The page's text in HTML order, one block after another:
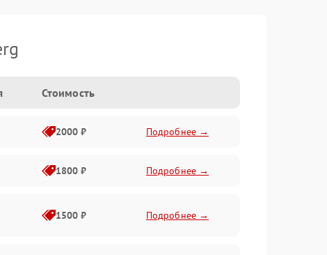
Стоимость
2000 ₽ Подробнее →
1800 ₽ Подробнее →
1500 ₽ Подробнее →